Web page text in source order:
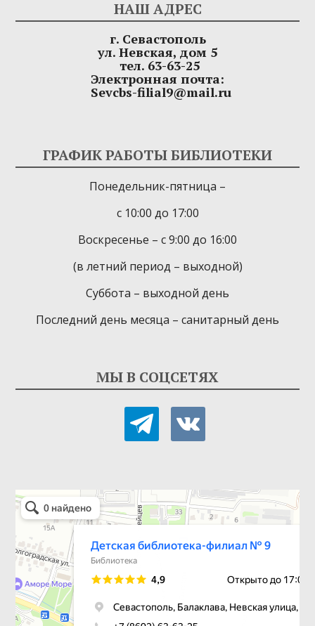
НАШ АДРЕС
г. Севастополь
ул. Невская, дом 5
тел. 63-63-25
Электронная почта:
Sevcbs-filial9@mail.ru
ГРАФИК РАБОТЫ БИБЛИОТЕКИ
Понедельник-пятница –
с 10:00 до 17:00
Воскресенье – с 9:00 до 16:00
(в летний период – выходной)
Суббота – выходной день
Последний день месяца – санитарный день
МЫ В СОЦСЕТЯХ
telegramvkontakte
Детская библиотека-филиал № 9
Библиотека в Севастополе